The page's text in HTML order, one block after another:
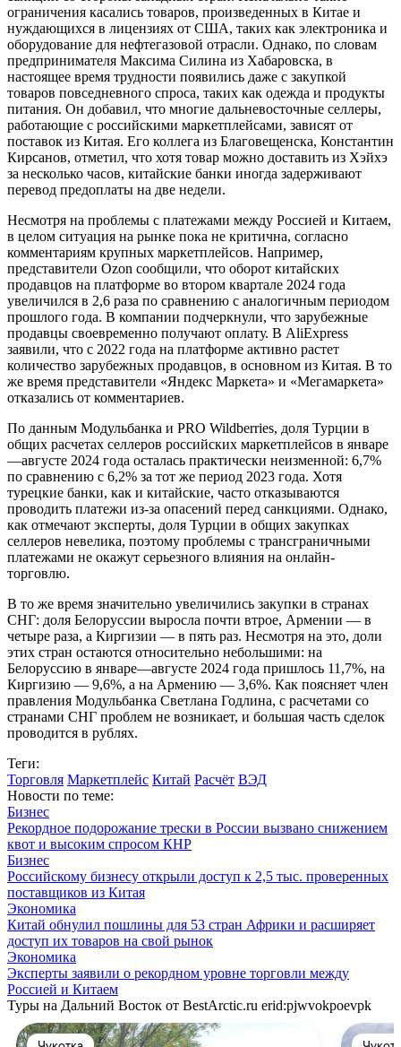
ограничения касались товаров, произведенных в Китае и
нуждающихся в лицензиях от США, таких как электроника и
оборудование для нефтегазовой отрасли. Однако, по словам
предпринимателя Максима Силина из Хабаровска, в
настоящее время трудности появились даже с закупкой
товаров повседневного спроса, таких как одежда и продукты
питания. Он добавил, что многие дальневосточные селлеры,
работающие с российскими маркетплейсами, зависят от
поставок из Китая. Его коллега из Благовещенска, Константин
Кирсанов, отметил, что хотя товар можно доставить из Хэйхэ
за несколько часов, китайские банки иногда задерживают
перевод предоплаты на две недели.
Несмотря на проблемы с платежами между Россией и Китаем,
в целом ситуация на рынке пока не критична, согласно
комментариям крупных маркетплейсов. Например,
представители Ozon сообщили, что оборот китайских
продавцов на платформе во втором квартале 2024 года
увеличился в 2,6 раза по сравнению с аналогичным периодом
прошлого года. В компании подчеркнули, что зарубежные
продавцы своевременно получают оплату. В AliExpress
заявили, что с 2022 года на платформе активно растет
количество зарубежных продавцов, в основном из Китая. В то
же время представители «Яндекс Маркета» и «Мегамаркета»
отказались от комментариев.
По данным Модульбанка и PRO Wildberries, доля Турции в
общих расчетах селлеров российских маркетплейсов в январе
—августе 2024 года осталась практически неизменной: 6,7%
по сравнению с 6,2% за тот же период 2023 года. Хотя
турецкие банки, как и китайские, часто отказываются
проводить платежи из-за опасений перед санкциями. Однако,
как отмечают эксперты, доля Турции в общих закупках
селлеров невелика, поэтому проблемы с трансграничными
платежами не окажут серьезного влияния на онлайн-
торговлю.
В то же время значительно увеличились закупки в странах
СНГ: доля Белоруссии выросла почти втрое, Армении — в
четыре раза, а Киргизии — в пять раз. Несмотря на это, доли
этих стран остаются относительно небольшими: на
Белоруссию в январе—августе 2024 года пришлось 11,7%, на
Киргизию — 9,6%, а на Армению — 3,6%. Как поясняет член
правления Модульбанка Светлана Годлина, с расчетами со
странами СНГ проблем не возникает, и большая часть сделок
проводится в рублях.
Теги:
Торговля Маркетплейс Китай Расчёт ВЭД
Новости по теме:
Бизнес
Рекордное подорожание трески в России вызвано снижением
квот и высоким спросом КНР
Бизнес
Российскому бизнесу открыли доступ к 2,5 тыс. проверенных
поставщиков из Китая
Экономика
Китай обнулил пошлины для 53 стран Африки и расширяет
доступ их товаров на свой рынок
Экономика
Эксперты заявили о рекордном уровне торговли между
Россией и Китаем
Туры на Дальний Восток от BestArctic.ru erid:pjwvokpoevpk